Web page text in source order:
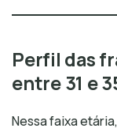
Perfil das
entre 31 e
Nessa faixa